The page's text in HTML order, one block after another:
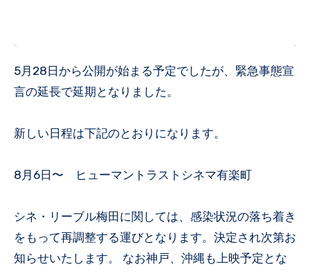
5月28日から公開が始まる予定でしたが、緊急事態宣
言の延長で延期となりました。
新しい日程は下記のとおりになります。
8月6日〜 ヒューマントラストシネマ有楽町
シネ・リーブル梅田に関しては、感染状況の落ち着き
をもって再調整する運びとなります。決定され次第お
知らせいたします。 なお神戸、沖縄も上映予定とな